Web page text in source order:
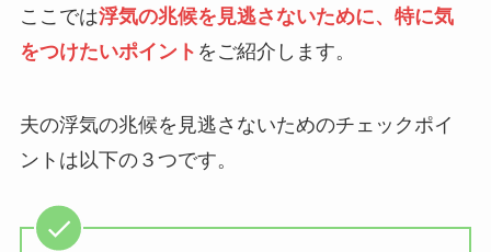
ここでは浮気の兆候を見逃さないために、特に気
をつけたいポイント をご紹介します。
夫の浮気の兆候を見逃さないためのチェックポイ
ントは以下の３つです。